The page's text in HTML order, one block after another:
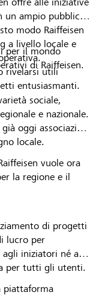
un ampio pubblico
modo Raiffeisen
a livello locale e
rivelarsi utili
entusiasmanti.
per il mondo
di Raiffeisen.
sociale,
e nazionale.
oggi associazioni
locale.
vuole ora
la regione e il
di progetti
lucro per
agli iniziatori né ai
per tutti gli utenti.
piattaforma